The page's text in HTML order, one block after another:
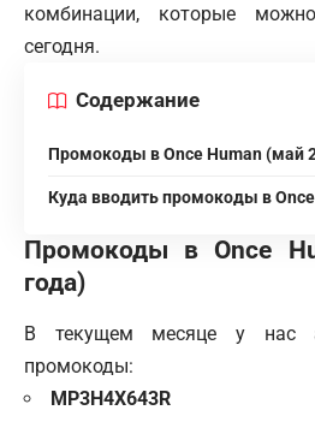
комбинации, которые
сегодня.
Содержание
Промокоды в Once Human (май
Куда вводить промокоды в
Промокоды в Once
года)
В текущем месяце у нас
промокоды:
MP3H4X643R